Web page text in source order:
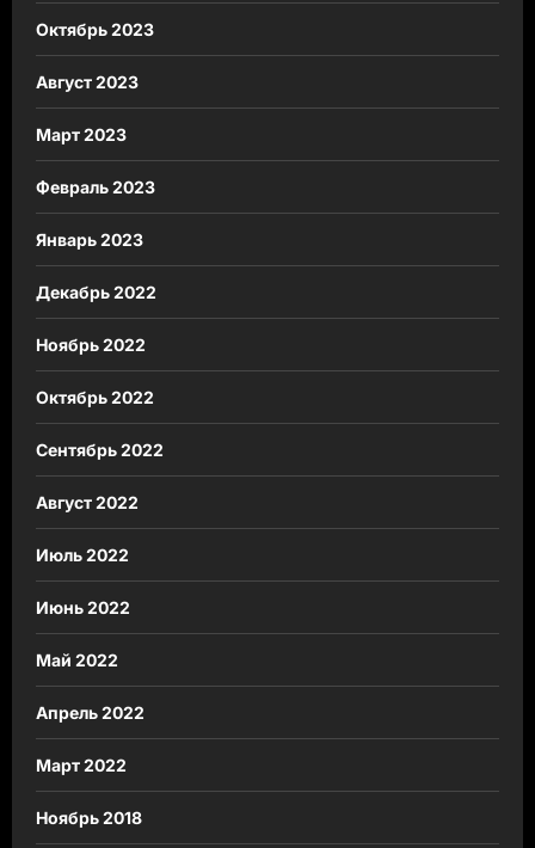
Октябрь 2023
Август 2023
Март 2023
Февраль 2023
Январь 2023
Декабрь 2022
Ноябрь 2022
Октябрь 2022
Сентябрь 2022
Август 2022
Июль 2022
Июнь 2022
Май 2022
Апрель 2022
Март 2022
Ноябрь 2018